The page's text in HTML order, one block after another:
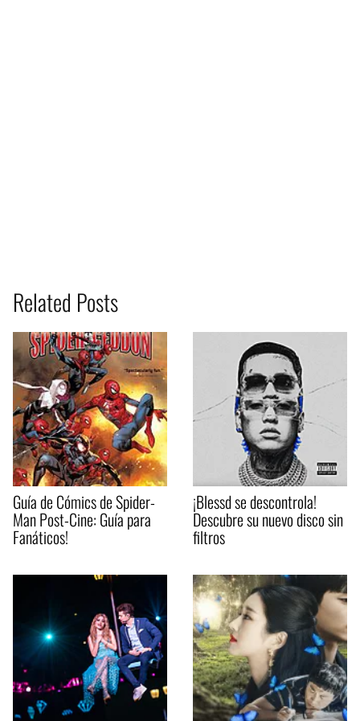
Related Posts
Guía de Cómics de Spider-
Man Post-Cine: Guía para
Fanáticos!
¡Blessd se descontrola!
Descubre su nuevo disco sin
filtros